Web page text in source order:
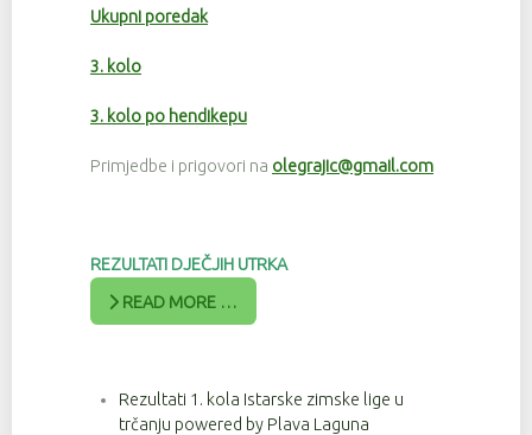
Ukupni poredak
3. kolo
3. kolo po hendikepu
Primjedbe i prigovori na olegrajic@gmail.com
REZULTATI DJEČJIH UTRKA
READ MORE …
Rezultati 1. kola Istarske zimske lige u
trčanju powered by Plava Laguna